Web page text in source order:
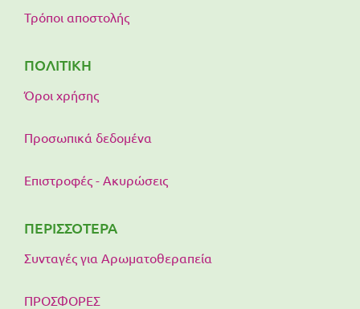
Τρόποι αποστολής
ΠΟΛΙΤΙΚΗ
Όροι χρήσης
Προσωπικά δεδομένα
Επιστροφές - Ακυρώσεις
ΠΕΡΙΣΣΟΤΕΡΑ
Συνταγές για Αρωματοθεραπεία
ΠΡΟΣΦΟΡΕΣ